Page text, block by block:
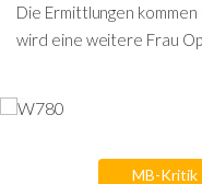
Die Ermittlungen
wird eine weitere Frau
MB-Kritik